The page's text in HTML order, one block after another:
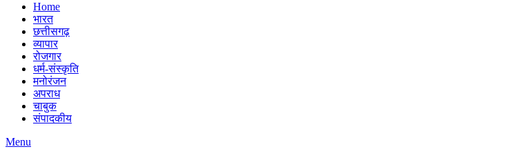
Home
भारत
छत्तीसगढ़
व्यापार
रोजगार
धर्म-संस्कृति
मनोरंजन
अपराध
चाबुक
संपादकीय
Menu